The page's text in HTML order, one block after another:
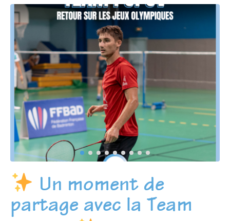
Un moment de
partage avec la Team